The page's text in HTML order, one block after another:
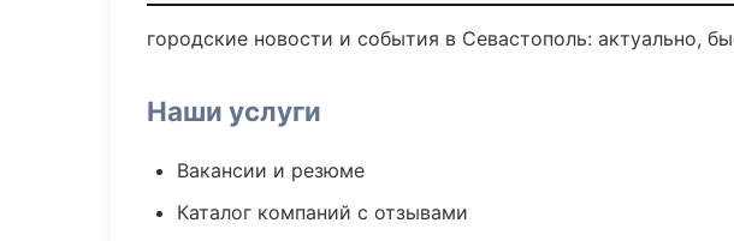
городские новости и события в Севастополь: актуально,
Наши услуги
Вакансии и резюме
Каталог компаний с отзывами